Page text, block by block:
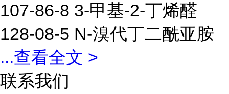
107-86-8 3-甲基-2-丁烯醛
128-08-5 N-溴代丁二酰亚胺
...查看全文 >
联系我们